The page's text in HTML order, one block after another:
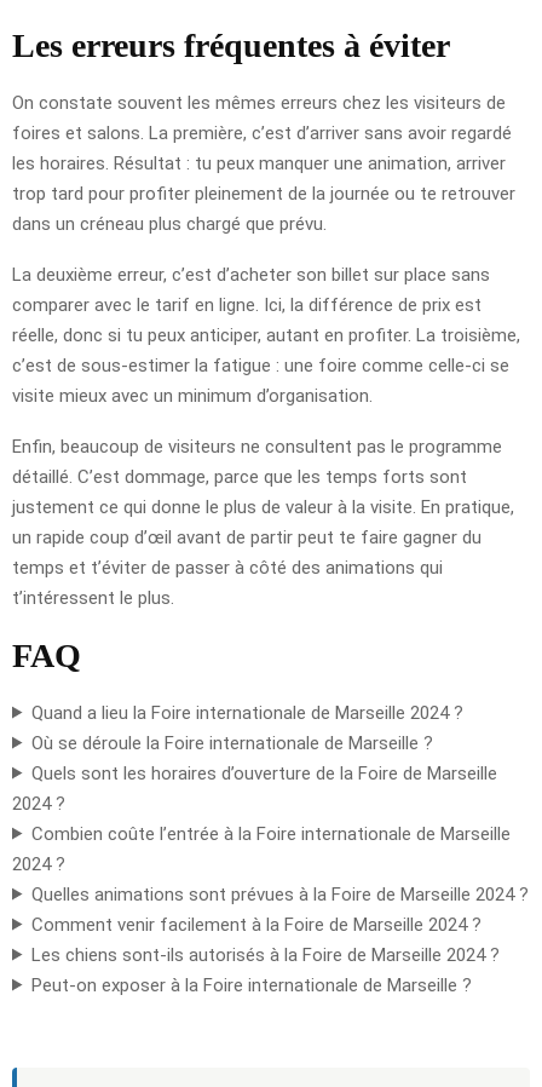
Les erreurs fréquentes à éviter
On constate souvent les mêmes erreurs chez les visiteurs de
foires et salons. La première, c’est d’arriver sans avoir regardé
les horaires. Résultat : tu peux manquer une animation, arriver
trop tard pour profiter pleinement de la journée ou te retrouver
dans un créneau plus chargé que prévu.
La deuxième erreur, c’est d’acheter son billet sur place sans
comparer avec le tarif en ligne. Ici, la différence de prix est
réelle, donc si tu peux anticiper, autant en profiter. La troisième,
c’est de sous-estimer la fatigue : une foire comme celle-ci se
visite mieux avec un minimum d’organisation.
Enfin, beaucoup de visiteurs ne consultent pas le programme
détaillé. C’est dommage, parce que les temps forts sont
justement ce qui donne le plus de valeur à la visite. En pratique,
un rapide coup d’œil avant de partir peut te faire gagner du
temps et t’éviter de passer à côté des animations qui
t’intéressent le plus.
FAQ
Quand a lieu la Foire internationale de Marseille 2024 ?
Où se déroule la Foire internationale de Marseille ?
Quels sont les horaires d’ouverture de la Foire de Marseille
2024 ?
Combien coûte l’entrée à la Foire internationale de Marseille
2024 ?
Quelles animations sont prévues à la Foire de Marseille 2024 ?
Comment venir facilement à la Foire de Marseille 2024 ?
Les chiens sont-ils autorisés à la Foire de Marseille 2024 ?
Peut-on exposer à la Foire internationale de Marseille ?